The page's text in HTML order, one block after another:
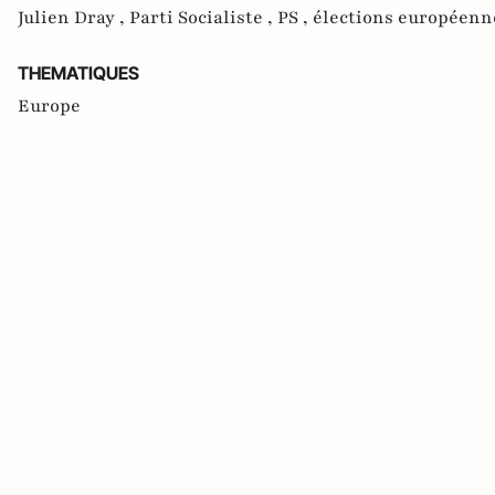
Julien Dray , Parti Socialiste , PS , élections
THEMATIQUES
Europe